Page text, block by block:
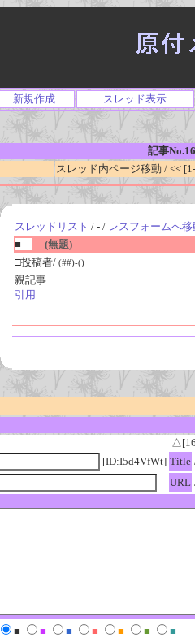
新規作成 スレッド表示
記事
スレッド内ページ移動 / <<
スレッドリスト / - / レスフォームへ移
■
(無題)
□投稿者/ (##)-()
親記事
引用
[ID:I5d4VfWt] Title
URL
■ ■ ■ ■ ■ ■
■